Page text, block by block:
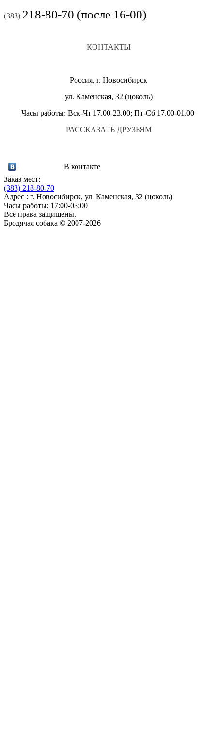
(383) 218-80-70 (после 16-00)
КОНТАКТЫ
Россия, г. Новосибирск
ул. Каменская, 32 (цоколь)
Часы работы: Вск-Чт 17.00-23.00; Пт-Сб 17.00-01.00
РАССКАЗАТЬ ДРУЗЬЯМ
В контакте
Заказ мест:
(383) 218-80-70
Адрес : г. Новосибирск, ул. Каменская, 32 (цоколь)
Часы работы: 17:00-03:00
Все права защищены.
Бродячая собака © 2007-2026